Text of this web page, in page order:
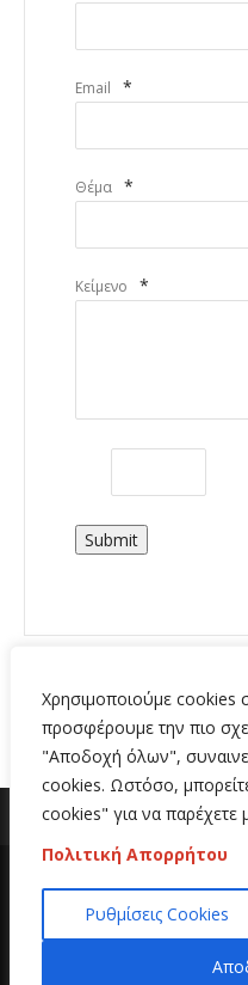
Χρησιμοποιούμε cookies
προσφέρουμε την πιο
"Αποδοχή όλων",
cookies. Ωστόσο, μπορείτε
cookies" για να παρέχετε
Πολιτική Απορρήτου
Ρυθμίσεις Cookies
Email *
Θέμα *
Κείμενο *
Submit
Copyright 2020 | All